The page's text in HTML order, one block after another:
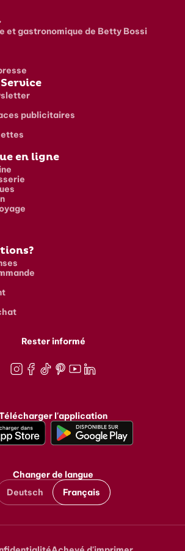
et gastronomique de Betty Bossi
publicitaires
en ligne
Rester informé
l'application
Changer de langue
Deutsch
Français